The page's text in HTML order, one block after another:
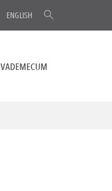
ENGLISH
VADEMECUM